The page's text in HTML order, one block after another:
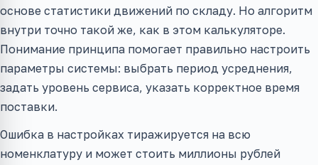
основе статистики движений по складу. Но алгоритм
внутри точно такой же, как в этом калькуляторе.
Понимание принципа помогает правильно настроить
параметры системы: выбрать период усреднения,
задать уровень сервиса, указать корректное время
поставки.
Ошибка в настройках тиражируется на всю
номенклатуру и может стоить миллионы рублей